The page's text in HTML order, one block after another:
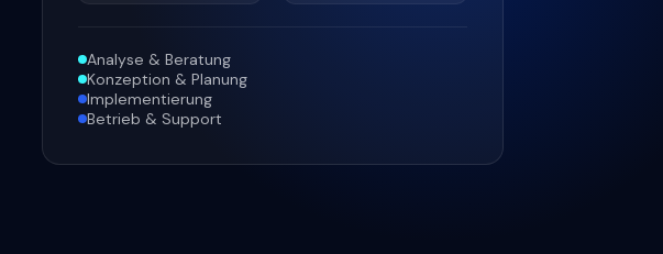
Analyse & Beratung
Konzeption & Planung
Implementierung
Betrieb & Support